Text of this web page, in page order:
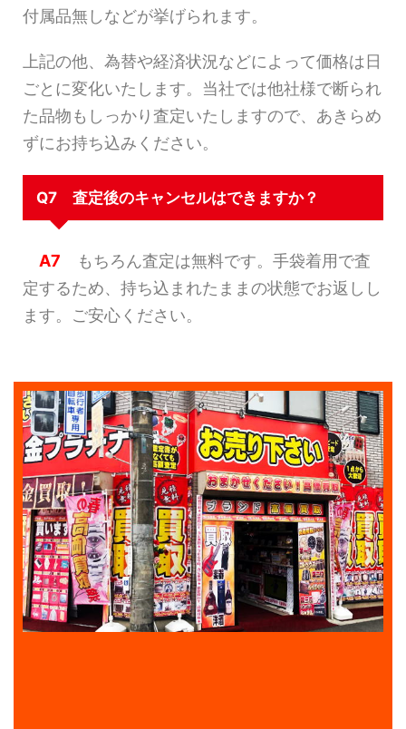
付属品無しなどが挙げられます。
上記の他、為替や経済状況などによって価格は日
ごとに変化いたします。当社では他社様で断られ
た品物もしっかり査定いたしますので、あきらめ
ずにお持ち込みください。
Q7 査定後のキャンセルはできますか？
A7 もちろん査定は無料です。手袋着用で査
定するため、持ち込まれたままの状態でお返しし
ます。ご安心ください。